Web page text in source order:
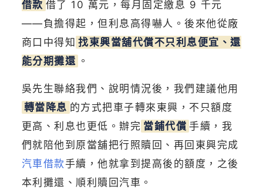
借款 借了 10 萬元，每月固定繳息 9 千元
——負擔得起，但利息高得嚇人。後來他從廠
商口中得知 找東興當舖代償不只利息便宜、還
能分期攤還 。
吳先生聯絡我們、說明情況後，我們建議他用
轉當降息 的方式把車子轉來東興，不只額度
更高、利息也更低。辦完 當鋪代償 手續，我
們就陪他到原當舖把行照贖回、再回東興完成
汽車借款手續，他就拿到提高後的額度，之後
本利攤還、順利贖回汽車。